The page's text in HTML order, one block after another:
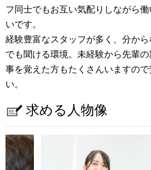
フ同士でもお互い気配りしながら
いです。
経験豊富なスタッフが多く、分か
でも聞ける環境。未経験から先輩
事を覚えた方もたくさんいますの
い。
求める人物像